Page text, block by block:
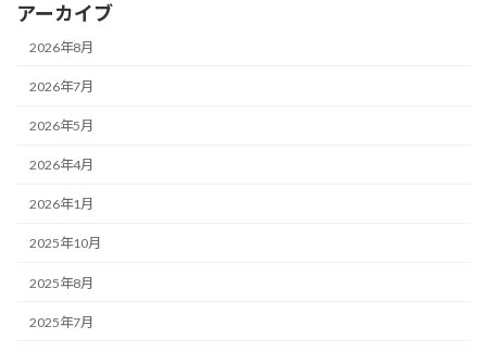
アーカイブ
2026年8月
2026年7月
2026年5月
2026年4月
2026年1月
2025年10月
2025年8月
2025年7月